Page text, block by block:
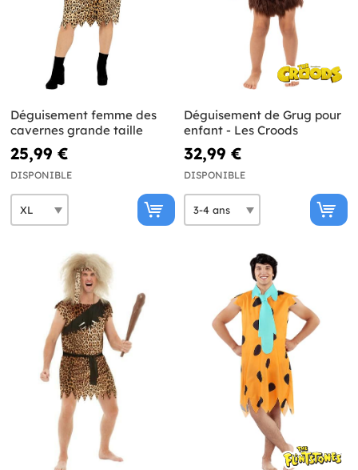
Déguisement femme des
cavernes grande taille
25,99 €
DISPONIBLE
Déguisement de Grug pour
enfant - Les Croods
32,99 €
DISPONIBLE